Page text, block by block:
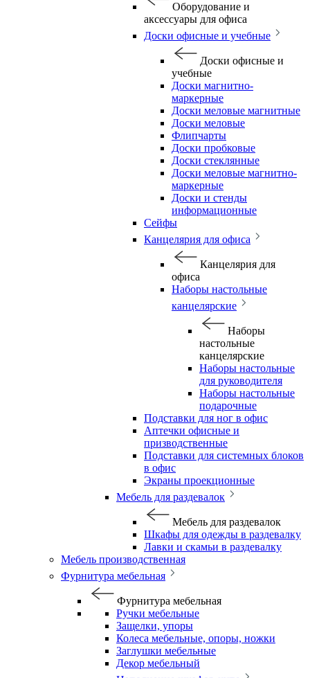
Оборудование и
аксессуары для офиса
Доски офисные и учебные
Доски офисные и
учебные
Доски магнитно-
маркерные
Доски меловые магнитные
Доски меловые
Флипчарты
Доски пробковые
Доски стеклянные
Доски меловые магнитно-
маркерные
Доски и стенды
информационные
Сейфы
Канцелярия для офиса
Канцелярия для
офиса
Наборы настольные
канцелярские
Наборы
настольные
канцелярские
Наборы настольные
для руководителя
Наборы настольные
подарочные
Подставки для ног в офис
Аптечки офисные и
призводственные
Подставки для системных блоков
в офис
Экраны проекционные
Мебель для раздевалок
Мебель для раздевалок
Шкафы для одежды в раздевалку
Лавки и скамьи в раздевалку
Мебель производственная
Фурнитура мебельная
Фурнитура мебельная
Ручки мебельные
Защелки, упоры
Колеса мебельные, опоры, ножки
Заглушки мебельные
Декор мебельный